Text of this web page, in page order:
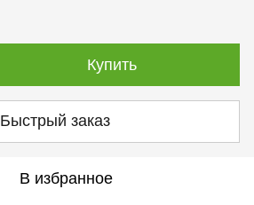
Купить
Быстрый заказ
В избранное